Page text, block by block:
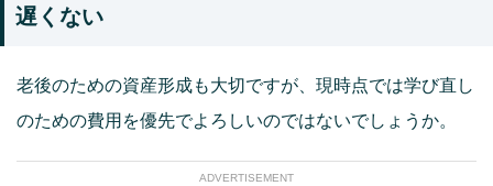
遅くない
老後のための資産形成も大切ですが、現時点では学び直し
のための費用を優先でよろしいのではないでしょうか。
ADVERTISEMENT